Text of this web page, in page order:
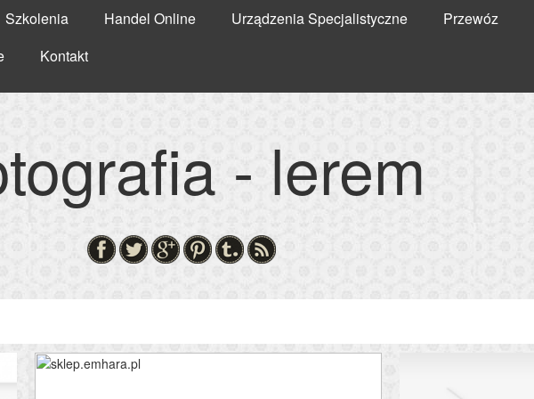
Szkolenia Handel Online Urządzenia Specjalistyczne Przewóz
Kontakt
- lerem